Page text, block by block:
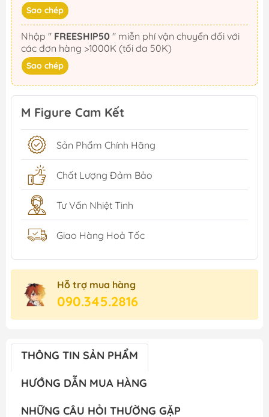
Sao chép
Nhập " FREESHIP50
các đơn hàng >1000K (tối đa 50K)
Sao chép
M Figure Cam Kết
Sản Phẩm Chính Hãng
Chất Lượng Đảm Bảo
Tư Vấn Nhiệt Tình
Giao Hàng Hoả Tốc
Hỗ trợ mua hàng
090.345.2816
THÔNG TIN SẢN PHẨM
HƯỚNG DẪN MUA HÀNG
NHỮNG CÂU HỎI THƯỜNG GẶP